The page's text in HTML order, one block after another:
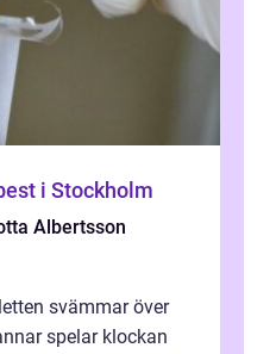
i Stockholm
Albertsson
svämmar över
spelar klockan